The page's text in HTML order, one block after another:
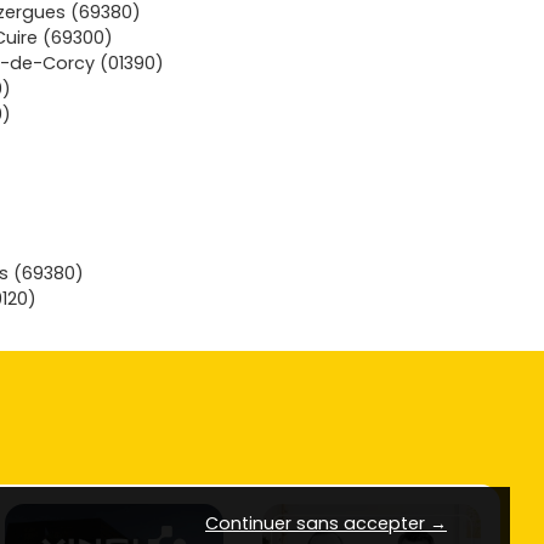
(69380)
(69300)
Corcy (01390)
(69380)
Continuer sans accepter →